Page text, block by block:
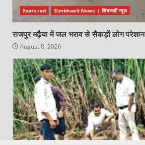
Featured Simbhaoli News । सिंभावली न्यूज़
राजपुर मढ़ैया में जल भराव से सैकड़ों लोग परेशान
August 8, 2026